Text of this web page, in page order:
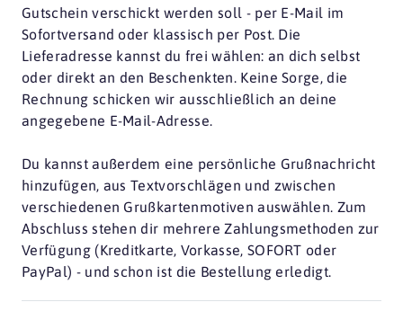
Gutschein verschickt werden soll - per E-Mail im
Sofortversand oder klassisch per Post. Die
Lieferadresse kannst du frei wählen: an dich selbst
oder direkt an den Beschenkten. Keine Sorge, die
Rechnung schicken wir ausschließlich an deine
angegebene E-Mail-Adresse.
Du kannst außerdem eine persönliche Grußnachricht
hinzufügen, aus Textvorschlägen und zwischen
verschiedenen Grußkartenmotiven auswählen. Zum
Abschluss stehen dir mehrere Zahlungsmethoden zur
Verfügung (Kreditkarte, Vorkasse, SOFORT oder
PayPal) - und schon ist die Bestellung erledigt.